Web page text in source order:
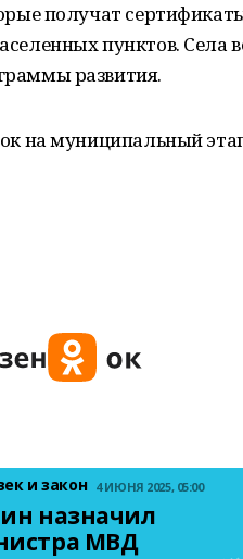
получат
пунктов. Села
развития.
на муниципальный этап
и закон 4 ИЮНЯ 2025, 05:00
назначил
МВД